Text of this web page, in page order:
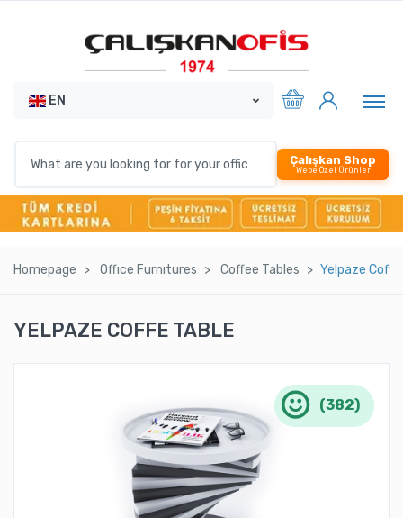
EN
Çalışkan Shop
Webe Özel Ürünler
Homepage Offıce Furnıtures Coffee Tables Yelpaze Coffe
YELPAZE COFFE TABLE
(382)